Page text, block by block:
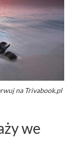
na Trivabook.pl
we